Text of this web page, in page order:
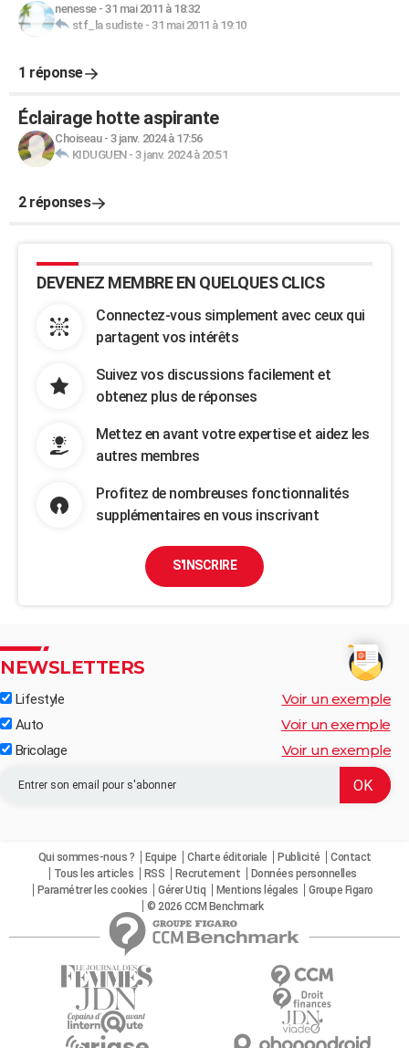
nenesse- 31 mai 2011 à 18:32
stf_la sudiste- 31 mai 2011 à 19:10
1 réponse
Éclairage hotte aspirante
Choiseau- 3 janv. 2024 à 17:56
KIDUGUEN- 3 janv. 2024 à 20:51
2 réponses
DEVENEZ MEMBRE EN QUELQUES CLICS
Connectez-vous simplement avec ceux qui
partagent vos intérêts
Suivez vos discussions facilement et
obtenez plus de réponses
Mettez en avant votre expertise et aidez les
autres membres
Profitez de nombreuses fonctionnalités
supplémentaires en vous inscrivant
S'INSCRIRE
NEWSLETTERS
Lifestyle Voir un exemple
Auto Voir un exemple
Bricolage Voir un exemple
Qui sommes-nous ? Equipe Charte éditoriale Publicité
Contact
Tous les articles
RSS Recrutement
Données personnelles
Paramétrer les cookies
Gérer Utiq Mentions légales
Groupe Figaro
© 2026 CCM Benchmark